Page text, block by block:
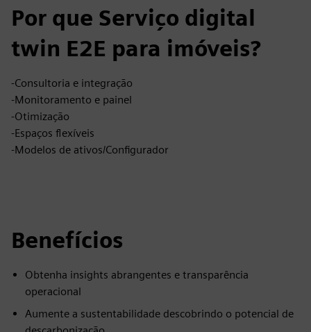
Por que Serviço digital
twin E2E para imóveis?
-Consultoria e integração
-Monitoramento e painel
-Otimização
-Espaços flexíveis
-Modelos de ativos/Configurador
Benefícios
Obtenha insights abrangentes e transparência
operacional
Aumente a sustentabilidade descobrindo o potencial de